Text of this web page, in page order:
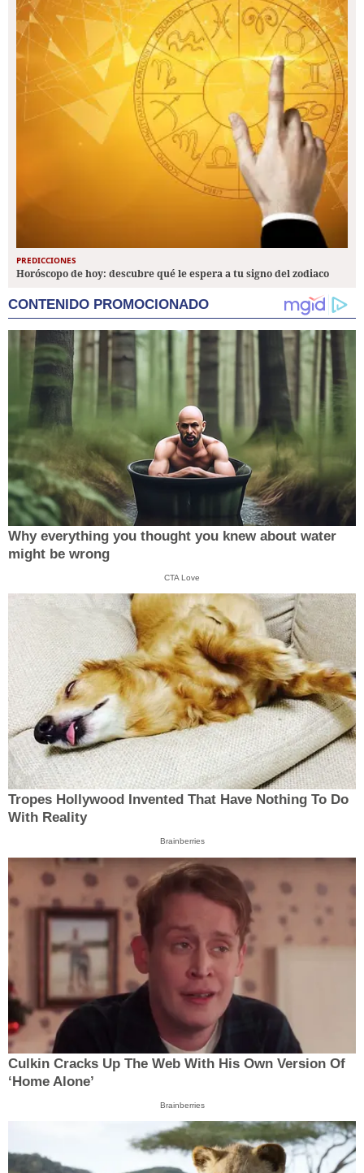
PREDICCIONES
Horóscopo de hoy: descubre qué le espera a tu signo del zodiaco
CONTENIDO PROMOCIONADO
Why everything you thought you knew about water
might be wrong
CTA Love
Tropes Hollywood Invented That Have Nothing To Do
With Reality
Brainberries
Culkin Cracks Up The Web With His Own Version Of
‘Home Alone’
Brainberries